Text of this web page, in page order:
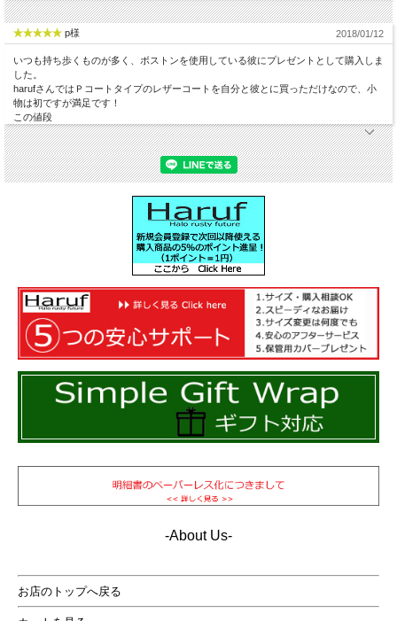
本革・ナチュラルレザーの小粋なレザーボストンバッ
グ。本革は使い込む程にカッコよくなる・・・
p様 2018/01/12
いつも持ち歩くものが多く、ボストンを使用している彼にプレゼントとして購入しま
した。
harufさんではＰコートタイプのレザーコートを自分と彼とに買っただけなので、小
物は初ですが満足です！
この値段
-About Us-
お店のトップへ戻る